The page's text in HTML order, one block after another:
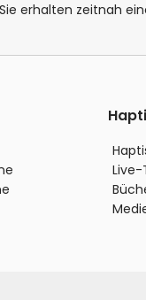
Sie erhalten zeitnah
Live-